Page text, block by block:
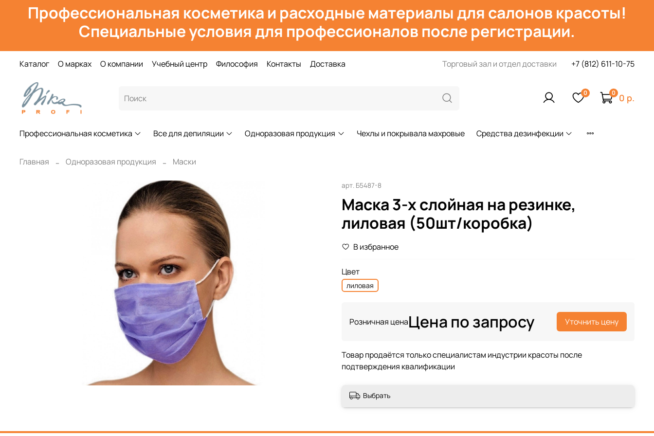
Профессиональная косметика и расходные материалы для салонов красоты!
Специальные условия для профессионалов после регистрации.
Каталог О марках О компании Учебный центр Философия Контакты Доставка Торговый зал и отдел доставки +7 (812) 611-10-75
0 0 0 р.
Профессиональная косметика Все для депиляции Одноразовая продукция Чехлы и покрывала махровые Средства дезинфекции
Главная Одноразовая продукция Маски
арт. Б5487-8
Маска 3-х слойная на резинке,
лиловая (50шт/коробка)
В избранное
Цвет
лиловая
Розничная ценаЦена по запросу Уточнить цену
Выбрать